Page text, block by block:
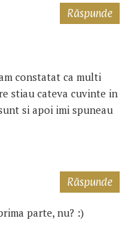
constatat ca multi
stiau cateva cuvinte in
si apoi imi spuneau
Răspunde
parte, nu? :)
Răspunde